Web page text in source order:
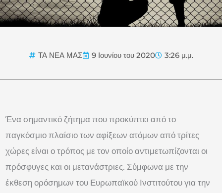
ΤΑ ΝΕΑ ΜΑΣ 9 Ιουνίου του 2020 3:26 μ.μ.
Ένα σημαντικό ζήτημα που προκύπτει από το
παγκόσμιο πλαίσιο των αφίξεων ατόμων από τρίτες
χώρες είναι ο τρόπος με τον οποίο αντιμετωπίζονται οι
πρόσφυγες και οι μετανάστριες. Σύμφωνα με την
έκθεση ορόσημων του Ευρωπαϊκού Ινστιτούτου για την